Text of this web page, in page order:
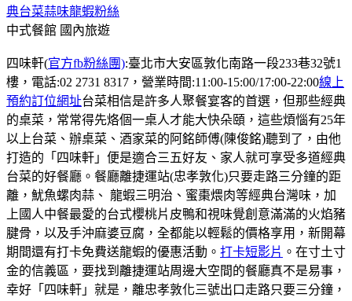
典台菜蒜味龍蝦粉絲
中式餐館 國內旅遊
四味軒(官方fb粉絲團):臺北市大安區敦化南路一段233巷32號1
樓，電話:02 2731 8317，營業時間:11:00-15:00/17:00-22:00線上
預約訂位網址台菜相信是許多人聚餐宴客的首選，但那些經典
的桌菜，常常得先烙個一桌人才能大快朵頤，這些煩惱有25年
以上台菜、辦桌菜、酒家菜的阿銘師傅(陳俊銘)聽到了，由他
打造的「四味軒」便是適合三五好友、家人就可享受多道經典
台菜的好餐廳。餐廳離捷運站(忠孝敦化)只要走路三分鐘的距
離，魷魚螺肉蒜、 龍蝦三明治、蜜棗煨肉等經典台灣味，加
上國人中餐最愛的台式櫻桃片皮鴨和視味覺創意滿滿的火焰豬
腱骨，以及手沖麻婆豆腐，全都能以輕鬆的價格享用，新開幕
期間還有打卡免費送龍蝦的優惠活動。 打卡短影片 。在寸土寸
金的信義區，要找到離捷運站周邊大空間的餐廳真不是易事，
幸好「四味軒」就是，離忠孝敦化三號出口走路只要三分鐘，